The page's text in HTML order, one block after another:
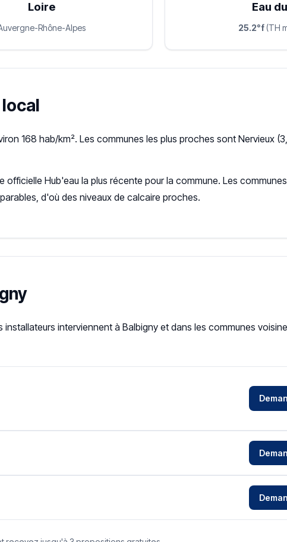
Loire
Rhône-Alpes
Eau
25.2°f (TH
168 hab/km². Les communes les plus proches sont Nervieux
officielle Hub'eau la plus récente pour la commune. Les
d'où des niveaux de calcaire proches.
installateurs interviennent à Balbigny et dans les communes